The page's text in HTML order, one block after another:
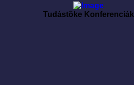
Tudástõke Konferenciák